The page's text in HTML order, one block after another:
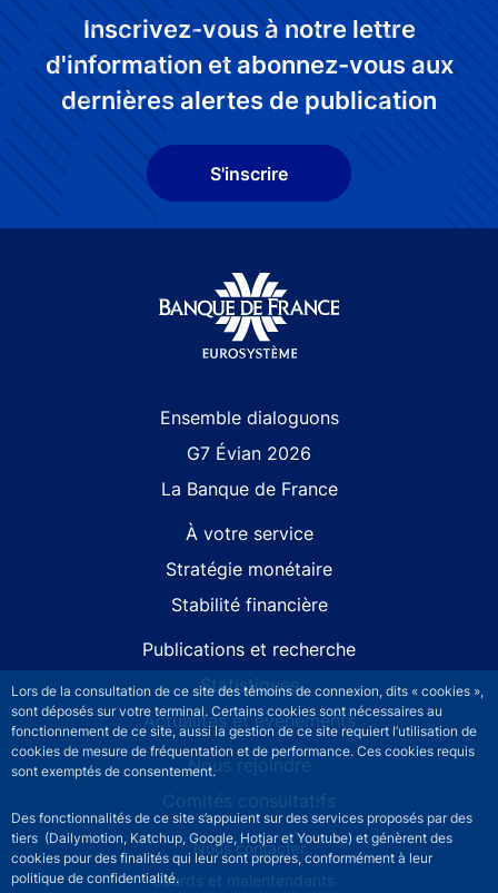
Lors de la consultation de ce site des témoins de connexion, dits « cookies »,
sont déposés sur votre terminal. Certains cookies sont nécessaires au
fonctionnement de ce site, aussi la gestion de ce site requiert l’utilisation de
cookies de mesure de fréquentation et de performance. Ces cookies requis
sont exemptés de consentement.
Des fonctionnalités de ce site s’appuient sur des services proposés par des
tiers (Dailymotion, Katchup, Google, Hotjar et Youtube) et génèrent des
cookies pour des finalités qui leur sont propres, conformément à leur
politique de confidentialité.
Inscrivez-vous à notre lettre
d'information et abonnez-vous aux
dernières alertes de publication
S'inscrire
Ensemble dialoguons
G7 Évian 2026
La Banque de France
À votre service
Stratégie monétaire
Stabilité financière
Publications et recherche
Statistiques
Actualités et événements
Nous rejoindre
Comités consultatifs
Footer secondary menuNous contacter
Sourds et malentendants